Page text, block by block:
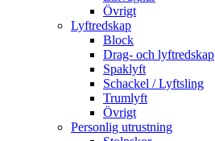
Övrigt
Lyftredskap
Block
Drag- och lyftredskap
Spaklyft
Schackel / Lyftsling
Trumlyft
Övrigt
Personlig utrustning